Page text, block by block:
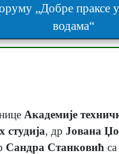
„Добре праксе
водама“
Академије
студија, др Јована
Сандра Станковић са